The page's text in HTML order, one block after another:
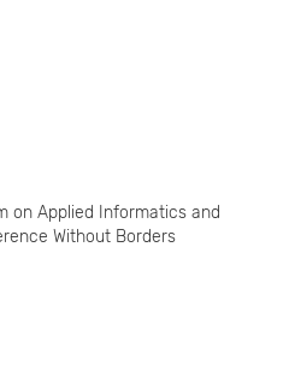
on Applied Informatics and
Without Borders